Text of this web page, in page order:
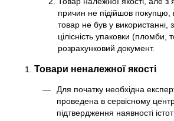
причин не підійшов
товар не був у використанні,
цілісність упаковки (пломби,
розрахунковий документ.
Товари неналежної якості
Для початку необхідна
проведена в сервісному
підтвердження наявності